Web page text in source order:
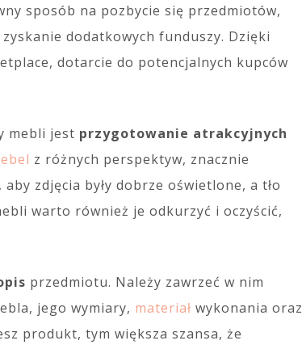
sposób na pozbycie się przedmiotów,
dodatkowych funduszy. Dzięki
dotarcie do potencjalnych kupców
mebli jest przygotowanie atrakcyjnych
z różnych perspektyw, znacznie
zdjęcia były dobrze oświetlone, a tło
warto również je odkurzyć i oczyścić,
przedmiotu. Należy zawrzeć w nim
jego wymiary, materiał wykonania oraz
produkt, tym większa szansa, że